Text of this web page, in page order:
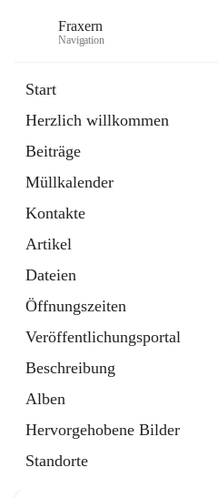
Fraxern
Navigation
Start
Herzlich willkommen
Beiträge
Müllkalender
Kontakte
Artikel
Dateien
Öffnungszeiten
Veröffentlichungsportal
Beschreibung
Alben
Hervorgehobene Bilder
Standorte
Ordner
in
Tab
Formulare
Artikel
öffnet
in
neuem
Tab